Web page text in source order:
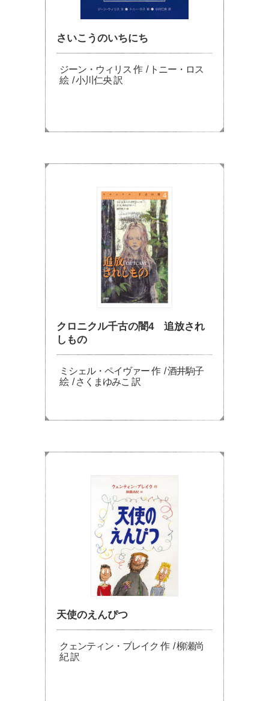
さいこうのいちにち
ジーン・ウィリス 作 / トニー・ロス
絵 / 小川仁央 訳
クロニクル千古の闇4 追放され
しもの
ミシェル・ペイヴァー 作 / 酒井駒子
絵 / さくまゆみこ 訳
天使のえんぴつ
クェンティン・ブレイク 作 / 柳瀬尚
紀 訳